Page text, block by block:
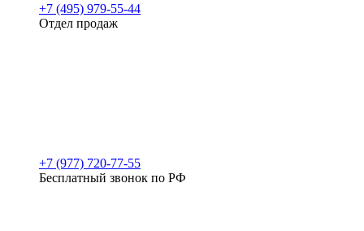
+7 (495) 979-55-44
Отдел продаж
+7 (977) 720-77-55
Бесплатный звонок по РФ